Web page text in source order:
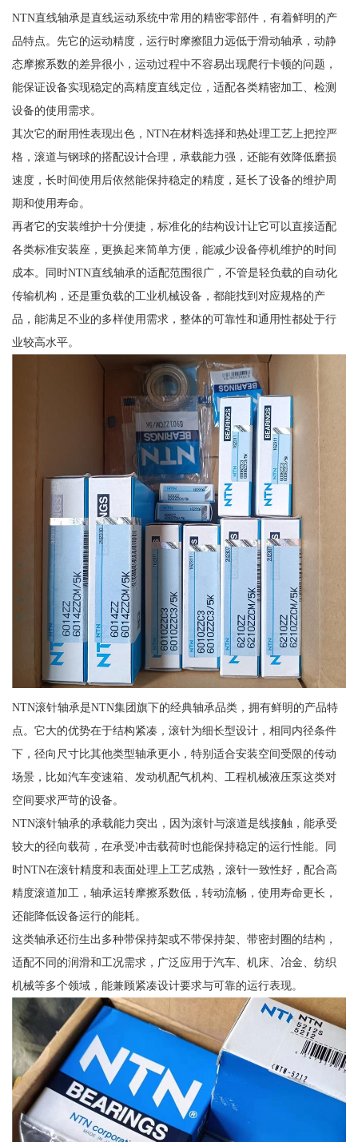
NTN直线轴承是直线运动系统中常用的精密零部件，有着鲜明的产
品特点。先它的运动精度，运行时摩擦阻力远低于滑动轴承，动静
态摩擦系数的差异很小，运动过程中不容易出现爬行卡顿的问题，
能保证设备实现稳定的高精度直线定位，适配各类精密加工、检测
设备的使用需求。
其次它的耐用性表现出色，NTN在材料选择和热处理工艺上把控严
格，滚道与钢球的搭配设计合理，承载能力强，还能有效降低磨损
速度，长时间使用后依然能保持稳定的精度，延长了设备的维护周
期和使用寿命。
再者它的安装维护十分便捷，标准化的结构设计让它可以直接适配
各类标准安装座，更换起来简单方便，能减少设备停机维护的时间
成本。同时NTN直线轴承的适配范围很广，不管是轻负载的自动化
传输机构，还是重负载的工业机械设备，都能找到对应规格的产
品，能满足不业的多样使用需求，整体的可靠性和通用性都处于行
业较高水平。
NTN滚针轴承是NTN集团旗下的经典轴承品类，拥有鲜明的产品特
点。它大的优势在于结构紧凑，滚针为细长型设计，相同内径条件
下，径向尺寸比其他类型轴承更小，特别适合安装空间受限的传动
场景，比如汽车变速箱、发动机配气机构、工程机械液压泵这类对
空间要求严苛的设备。
NTN滚针轴承的承载能力突出，因为滚针与滚道是线接触，能承受
较大的径向载荷，在承受冲击载荷时也能保持稳定的运行性能。同
时NTN在滚针精度和表面处理上工艺成熟，滚针一致性好，配合高
精度滚道加工，轴承运转摩擦系数低，转动流畅，使用寿命更长，
还能降低设备运行的能耗。
这类轴承还衍生出多种带保持架或不带保持架、带密封圈的结构，
适配不同的润滑和工况需求，广泛应用于汽车、机床、冶金、纺织
机械等多个领域，能兼顾紧凑设计要求与可靠的运行表现。